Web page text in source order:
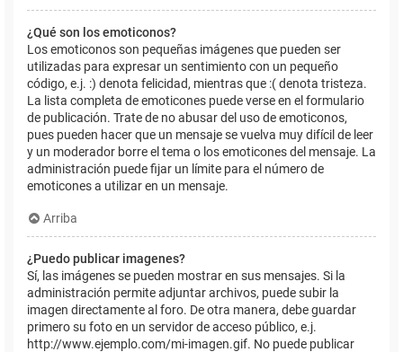
¿Qué son los emoticonos?
Los emoticonos son pequeñas imágenes que pueden ser
utilizadas para expresar un sentimiento con un pequeño
código, e.j. :) denota felicidad, mientras que :( denota tristeza.
La lista completa de emoticones puede verse en el formulario
de publicación. Trate de no abusar del uso de emoticonos,
pues pueden hacer que un mensaje se vuelva muy difícil de leer
y un moderador borre el tema o los emoticones del mensaje. La
administración puede fijar un límite para el número de
emoticones a utilizar en un mensaje.
Arriba
¿Puedo publicar imagenes?
Sí, las imágenes se pueden mostrar en sus mensajes. Si la
administración permite adjuntar archivos, puede subir la
imagen directamente al foro. De otra manera, debe guardar
primero su foto en un servidor de acceso público, e.j.
http://www.ejemplo.com/mi-imagen.gif. No puede publicar